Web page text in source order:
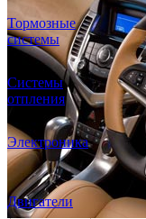
Тормозные
системы
Системы
отпления
Электроника
Двигатели